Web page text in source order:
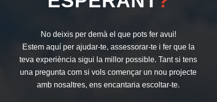
No deixis per demà el que pots fer avui!
Estem aquí per ajudar-te, assessorar-te i fer que la
teva experiència sigui la millor possible. Tant si tens
una pregunta com si vols començar un nou projecte
amb nosaltres, ens encantaria escoltar-te.